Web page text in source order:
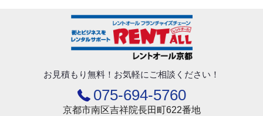
お見積もり無料！ お気軽にご相談ください！
075-694-5760
京都市南区吉祥院長田町622番地